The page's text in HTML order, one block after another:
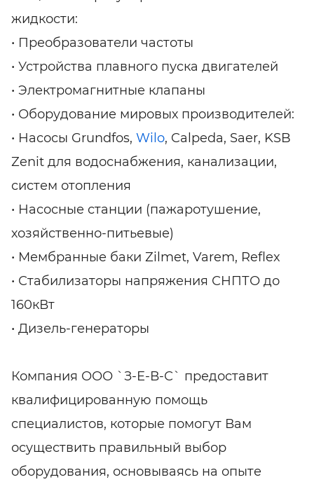
жидкости:
• Преобразователи частоты
• Устройства плавного пуска двигателей
• Электромагнитные клапаны
• Оборудование мировых производителей:
• Насосы Grundfos, Wilo, Calpeda, Saer, KSB
Zenit для водоснабжения, канализации,
систем отопления
• Насосные станции (пажаротушение,
хозяйственно-питьевые)
• Мембранные баки Zilmet, Varem, Reflex
• Стабилизаторы напряжения СНПТО до
160кВт
• Дизель-генераторы
Компания ООО `З-Е-В-С` предоставит
квалифицированную помощь
специалистов, которые помогут Вам
осуществить правильный выбор
оборудования, основываясь на опыте